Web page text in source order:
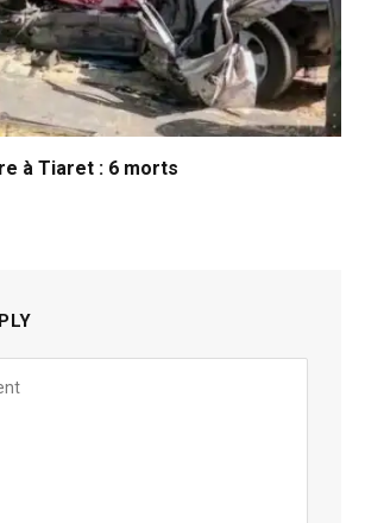
à Tiaret : 6 morts